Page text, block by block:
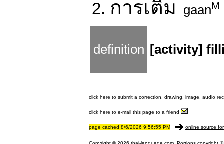
2. การเติม gaanM
definition [activity]
click here to submit a correction, drawing, image, audio
click here to e-mail this page to a friend
page cached 8/6/2026 9:56:55 PM online source